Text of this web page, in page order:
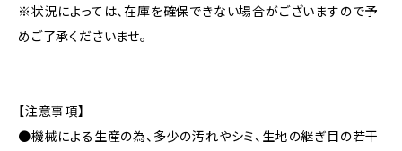
※状況によっては、在庫を確保できない場合がございますので予
めご了承くださいませ。
【注意事項】
●機械による生産の為、多少の汚れやシミ、生地の継ぎ目の若干